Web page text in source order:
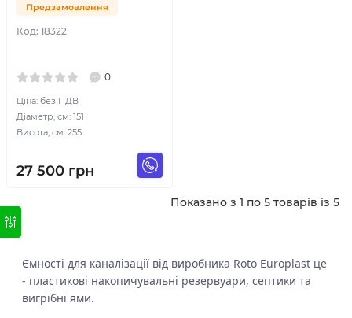
Код: 18322
Предзамовлення
0
Ціна: без ПДВ
Діаметр, см: 151
Висота, см: 255
27 500 грн
Показано з 1 по 5 товарів із 5
Ємності для каналізації від виробника Roto Europlast це
- пластикові накопичувальні резервуари, септики та
вигрібні ями.